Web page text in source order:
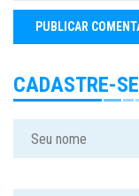
CADASTRE-SE